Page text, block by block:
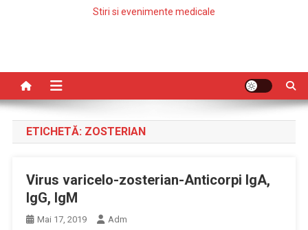
Stiri si evenimente medicale
ETICHETĂ: ZOSTERIAN
Virus varicelo-zosterian-Anticorpi IgA,
IgG, IgM
Mai 17, 2019 Adm